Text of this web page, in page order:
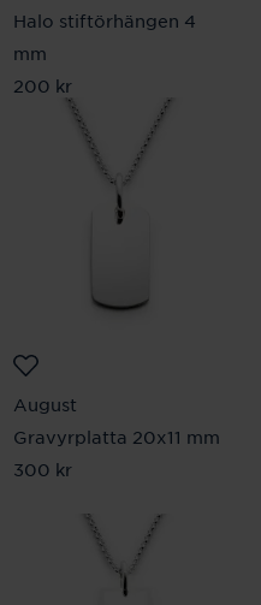
Halo stiftörhängen 4
mm
Pris: 200 kr
200 kr
August
Gravyrplatta 20x11 mm
Pris: 300 kr
300 kr